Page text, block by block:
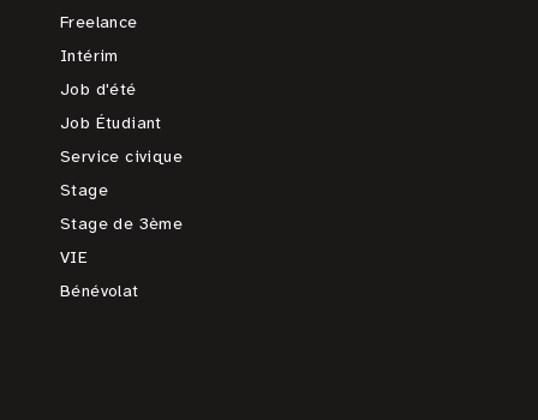
Freelance
Intérim
Job d'été
Job Étudiant
Service civique
Stage
Stage de 3ème
VIE
Bénévolat